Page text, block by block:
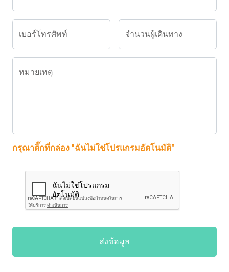
เบอร์โทรศัพท์ จำนวนผู้เดินทาง
หมายเหตุ
กรุณาติ๊กที่กล่อง "ฉันไม่ใช่โปรแกรมอัตโนมัติ"
ส่งข้อมูล